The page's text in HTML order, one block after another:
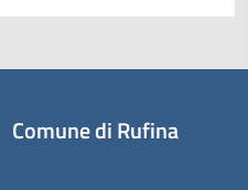
Comune di Rufina